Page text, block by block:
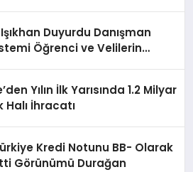
Duyurdu Danışman
Öğrenci ve Velilerin
Yılın İlk Yarısında 1.2 Milyar
Halı İhracatı
Kredi Notunu BB- Olarak
Görünümü Durağan